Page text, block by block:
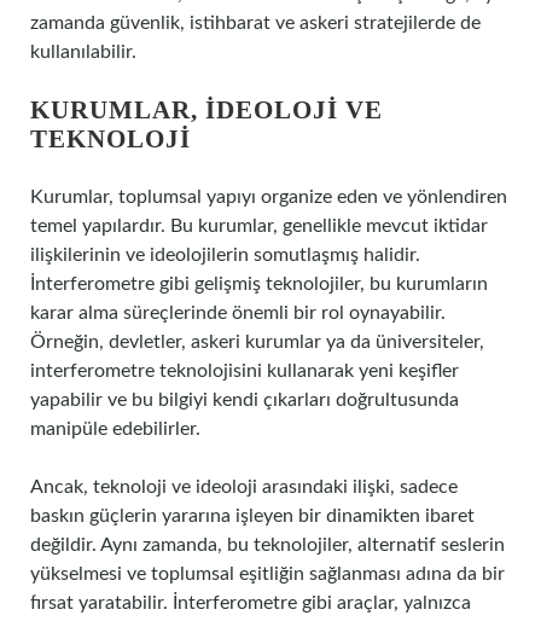
zamanda güvenlik, istihbarat ve askeri stratejilerde de
kullanılabilir.
KURUMLAR, İDEOLOJI VE
TEKNOLOJI
Kurumlar, toplumsal yapıyı organize eden ve yönlendiren
temel yapılardır. Bu kurumlar, genellikle mevcut iktidar
ilişkilerinin ve ideolojilerin somutlaşmış halidir.
İnterferometre gibi gelişmiş teknolojiler, bu kurumların
karar alma süreçlerinde önemli bir rol oynayabilir.
Örneğin, devletler, askeri kurumlar ya da üniversiteler,
interferometre teknolojisini kullanarak yeni keşifler
yapabilir ve bu bilgiyi kendi çıkarları doğrultusunda
manipüle edebilirler.
Ancak, teknoloji ve ideoloji arasındaki ilişki, sadece
baskın güçlerin yararına işleyen bir dinamikten ibaret
değildir. Aynı zamanda, bu teknolojiler, alternatif seslerin
yükselmesi ve toplumsal eşitliğin sağlanması adına da bir
fırsat yaratabilir. İnterferometre gibi araçlar, yalnızca